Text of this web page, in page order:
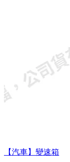
【汽車】變速箱